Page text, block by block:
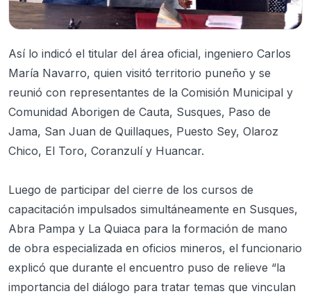
Así lo indicó el titular del área oficial, ingeniero Carlos
María Navarro, quien visitó territorio puneño y se
reunió con representantes de la Comisión Municipal y
Comunidad Aborigen de Cauta, Susques, Paso de
Jama, San Juan de Quillaques, Puesto Sey, Olaroz
Chico, El Toro, Coranzulí y Huancar.
Luego de participar del cierre de los cursos de
capacitación impulsados simultáneamente en Susques,
Abra Pampa y La Quiaca para la formación de mano
de obra especializada en oficios mineros, el funcionario
explicó que durante el encuentro puso de relieve “la
importancia del diálogo para tratar temas que vinculan